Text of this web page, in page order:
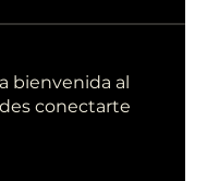
bienvenida al
conectarte